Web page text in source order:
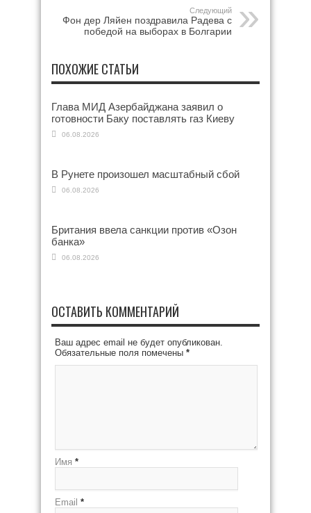
Следующий
Фон дер Ляйен поздравила Радева с
победой на выборах в Болгарии
ПОХОЖИЕ СТАТЬИ
Глава МИД Азербайджана заявил о
готовности Баку поставлять газ Киеву
06.08.2026
В Рунете произошел масштабный сбой
06.08.2026
Британия ввела санкции против «Озон
банка»
06.08.2026
ОСТАВИТЬ КОММЕНТАРИЙ
Ваш адрес email не будет опубликован.
Обязательные поля помечены *
Имя *
Email *